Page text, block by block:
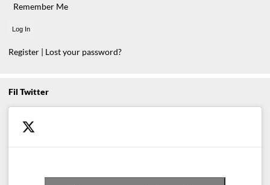
Remember Me
Register | Lost your password?
Fil Twitter